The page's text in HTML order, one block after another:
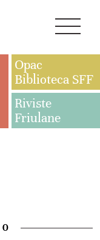
Opac
Biblioteca SFF
Riviste
Friulane
0